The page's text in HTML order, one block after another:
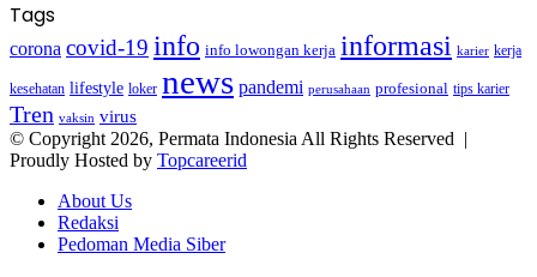
Tags
corona covid-19 info info lowongan kerja informasi karier kerja
kesehatan lifestyle loker news pandemi perusahaan profesional tips karier
Tren vaksin virus
© Copyright 2026, Permata Indonesia All Rights Reserved |
Proudly Hosted by Topcareerid
About Us
Redaksi
Pedoman Media Siber